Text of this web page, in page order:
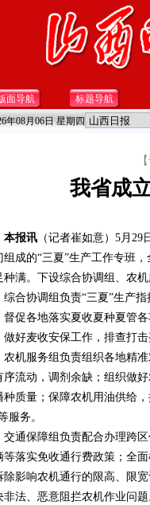
面导航 标题导航
年08月06日 星期四
我省成
本报讯 （记者崔如意）5月
组成的“三夏”生产工作专班
种满。下设综合协调组、农
协调组负责“三夏”生产指
督促各地落实夏收夏种夏管
做好麦收安保工作，排查打击
服务组负责组织各地精准
序流动，调剂余缺；组织做
种质量；保障农机用油供给
服务。
保障组负责配合办理跨区
等落实免收通行费政策；全
除影响农机通行的限高、限
非法、恶意阻拦农机作业问题